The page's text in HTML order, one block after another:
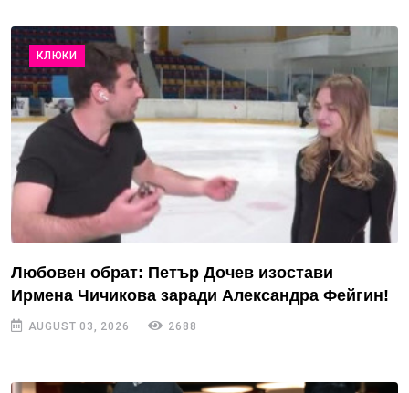
КЛЮКИ
Любовен обрат: Петър Дочев изостави
Ирмена Чичикова заради Александра Фейгин!
AUGUST 03, 2026 2688